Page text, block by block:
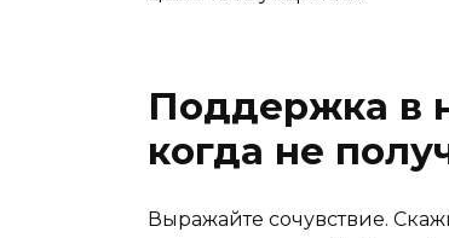
Поддержка в
когда не
Выражайте сочувствие.